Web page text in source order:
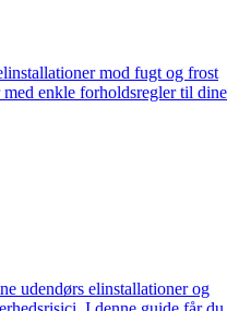
mod fugt og frost
enkle forholdsregler til dine
udendørs elinstallationer og